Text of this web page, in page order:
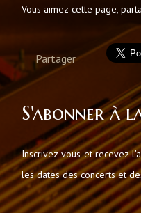
Vous aimez cette page,
Partager
S'abonner à
Inscrivez-vous et recevez
les dates des concerts et